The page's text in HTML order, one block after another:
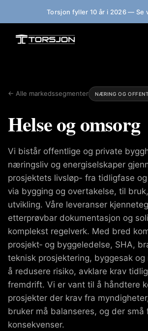
Torsjon fyller 10 år i 2026 — Se
← Alle markedssegmenter NÆRING OG
Helse og omsorg
Vi bistår offentlige og private
næringsliv og energiselskaper
prosjektets livsløp- fra tidligfase
via bygging og overtakelse, til
utvikling. Våre leveranser
etterprøvbar dokumentasjon og
komplekst regelverk. Med bred
prosjekt‑ og byggeledelse, SHA,
teknisk prosjektering, byggesak
å redusere risiko, avklare krav
fremdrift. Vi er vant til å håndtere
prosjekter der krav fra
bruker må balanseres, og der små
konsekvenser.